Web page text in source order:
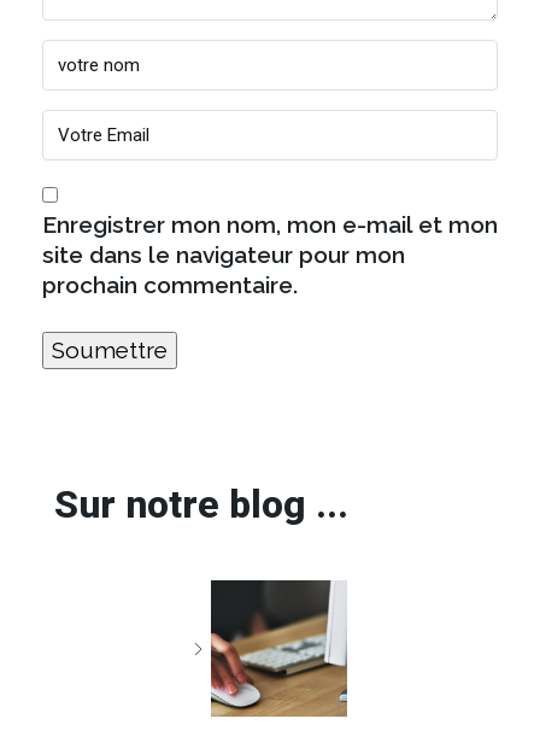
Enregistrer mon nom, mon e-mail et mon
site dans le navigateur pour mon
prochain commentaire.
Sur notre blog ...